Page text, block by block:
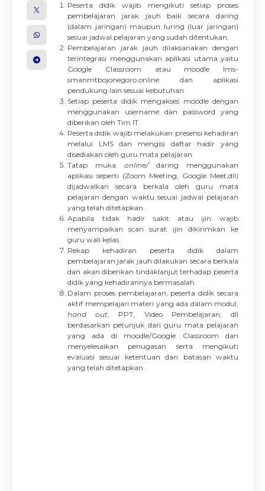
Peserta didik wajib mengikuti setiap proses
pembelajaran jarak jauh baik secara daring
(dalam jaringan) maupun luring (luar jaringan)
sesuai jadwal pelajaran yang sudah ditentukan.
Pembelajaran jarak jauh dilaksanakan dengan
terintegrasi menggunakan aplikasi utama yaitu
Google Classroom atau moodle lms-
smanmtbojonegoro.online dan aplikasi
pendukung lain sesuai kebutuhan.
Setiap peserta didik mengakses moodle dengan
menggunakan username dan password yang
diberikan oleh Tim IT.
Peserta didik wajib melakukan presensi kehadiran
melalui LMS dan mengisi daftar hadir yang
disediakan oleh guru mata pelajaran.
Tatap muka online/daring menggunakan
aplikasi seperti (Zoom Meeting, Google Meet,dll)
dijadwalkan secara berkala oleh guru mata
pelajaran dengan waktu sesuai jadwal pelajaran
yang telah ditetapkan.
Apabila tidak hadir sakit atau ijin wajib
menyampaikan scan surat ijin dikirimkan ke
guru wali kelas.
Rekap kehadiran peserta didik dalam
pembelajaran jarak jauh dilakukan secara berkala
dan akan diberikan tindaklanjut terhadap peserta
didik yang kehadirannya bermasalah.
Dalam proses pembelajaran, peserta didik secara
aktif mempelajari materi yang ada dalam modul,
hand out, PPT, Video Pembelajaran, dll
berdasarkan petunjuk dari guru mata pelajaran
yang ada di moodle/Google Classroom dan
menyelesaikan penugasan serta mengikuti
evaluasi sesuai ketentuan dan batasan waktu
yang telah ditetapkan.